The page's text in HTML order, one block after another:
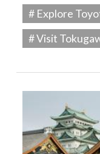
# Explore
# Visit